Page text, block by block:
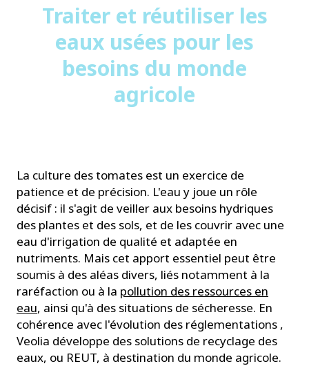
Traiter et réutiliser les
eaux usées pour les
besoins du monde
agricole
La culture des tomates est un exercice de
patience et de précision. L'eau y joue un rôle
décisif : il s'agit de veiller aux besoins hydriques
des plantes et des sols, et de les couvrir avec une
eau d'irrigation de qualité et adaptée en
nutriments. Mais cet apport essentiel peut être
soumis à des aléas divers, liés notamment à la
raréfaction ou à la pollution des ressources en
eau, ainsi qu'à des situations de sécheresse. En
cohérence avec l'évolution des réglementations ,
Veolia développe des solutions de recyclage des
eaux, ou REUT, à destination du monde agricole.